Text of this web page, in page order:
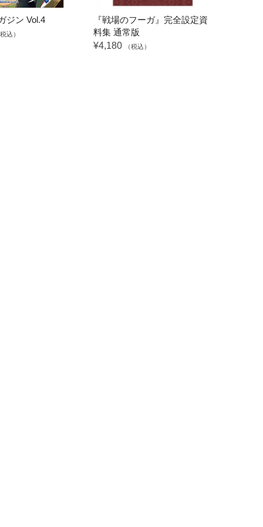
ジン Vol.4
込）
『戦場のフーガ』完全設定資
料集 通常版
¥4,180
（税込）